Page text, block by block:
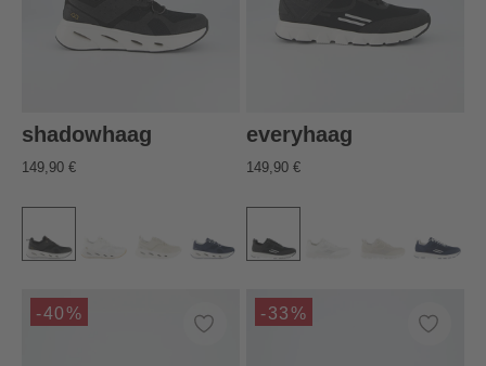
shadowhaag
149,90 €
everyhaag
149,90 €
-40% -33%